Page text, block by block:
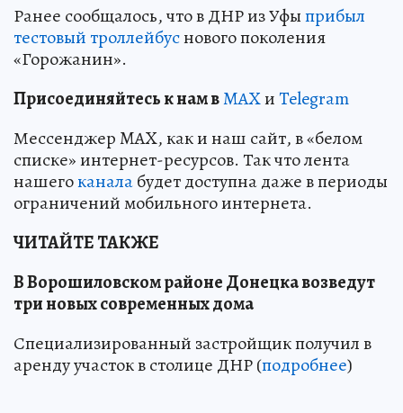
Ранее сообщалось, что в ДНР из Уфыприбыл
тестовый троллейбуснового поколения
«Горожанин».
Присоединяйтесь к нам вMAXиTelegram
Мессенджер MAX, как и наш сайт, в «белом
списке» интернет-ресурсов. Так что лента
нашегоканалабудет доступна даже в периоды
ограничений мобильного интернета.
ЧИТАЙТЕ ТАКЖЕ
В Ворошиловском районе Донецка возведут
три новых современных дома
Специализированный застройщик получил в
аренду участок в столице ДНР (подробнее)